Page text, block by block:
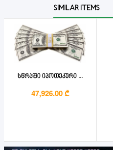
SIMILAR ITEMS
სწრაფი იპოთეკური ...
47,926.00 ₾